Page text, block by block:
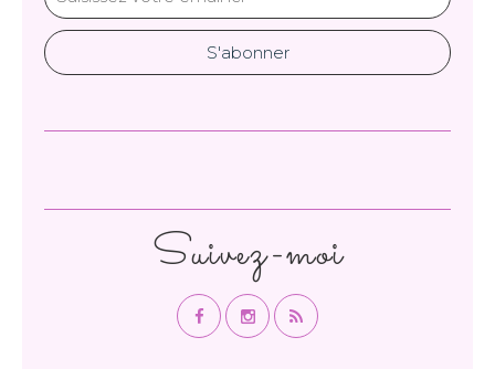
Suivez-moi